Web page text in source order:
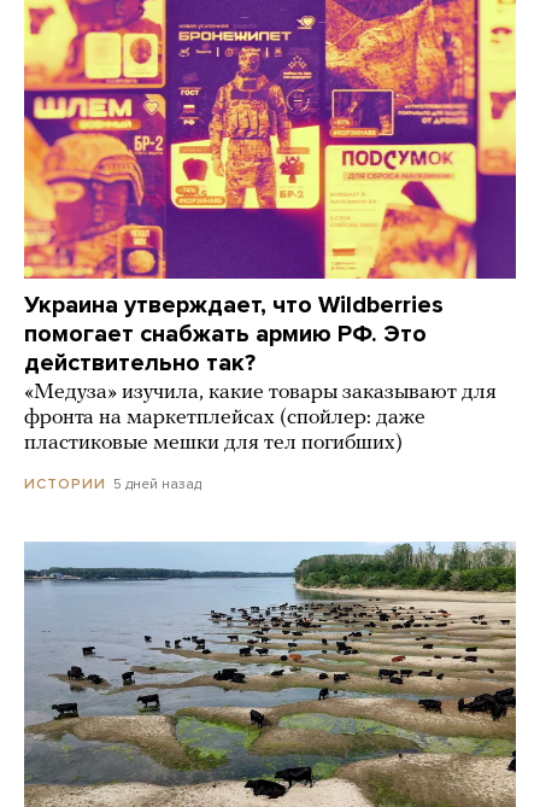
Украина утверждает, что Wildberries
помогает снабжать армию РФ. Это
действительно так?
«Медуза» изучила, какие товары заказывают для
фронта на маркетплейсах (спойлер: даже
пластиковые мешки для тел погибших)
ИСТОРИИ 5 дней назад